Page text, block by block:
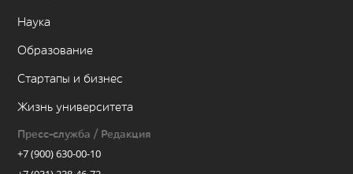
Наука
Образование
Стартапы и бизнес
Жизнь университета
Пресс-служба / Редакция
+7 (900) 630-00-10